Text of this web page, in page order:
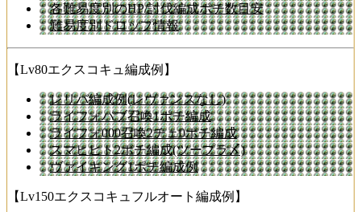
各難易度別のHP/討伐編成ポチ数目安
難易度別ドロップ情報
【Lv80エクスコキュ編成例】
レリバ編成例(レヴァンスなし)
ライフォバブ召喚1ポチ編成
ライフォ000召喚2チェ0ポチ編成
スマヒヒト2ポチ編成(ツープラ〆)
ヴァイキング1ポチ編成例
【Lv150エクスコキュフルオート編成例】